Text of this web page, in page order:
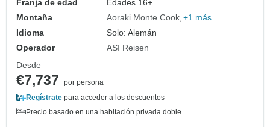
Franja de edad
Edades 16+
Montaña
Aoraki Monte Cook +1 más
Idioma
Solo: Alemán
Operador
ASI Reisen
Desde
€7,737
por persona
Regístrate para acceder a los descuentos
Precio basado en una habitación privada doble